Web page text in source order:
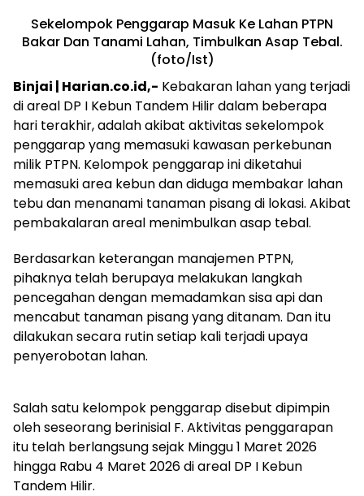
Sekelompok Penggarap Masuk Ke Lahan PTPN
Bakar Dan Tanami Lahan, Timbulkan Asap Tebal.
(foto/Ist)
Binjai | Harian.co.id,- Kebakaran lahan yang terjadi
di areal DP I Kebun Tandem Hilir dalam beberapa
hari terakhir, adalah akibat aktivitas sekelompok
penggarap yang memasuki kawasan perkebunan
milik PTPN. Kelompok penggarap ini diketahui
memasuki area kebun dan diduga membakar lahan
tebu dan menanami tanaman pisang di lokasi. Akibat
pembakalaran areal menimbulkan asap tebal.
Berdasarkan keterangan manajemen PTPN,
pihaknya telah berupaya melakukan langkah
pencegahan dengan memadamkan sisa api dan
mencabut tanaman pisang yang ditanam. Dan itu
dilakukan secara rutin setiap kali terjadi upaya
penyerobotan lahan.
Salah satu kelompok penggarap disebut dipimpin
oleh seseorang berinisial F. Aktivitas penggarapan
itu telah berlangsung sejak Minggu 1 Maret 2026
hingga Rabu 4 Maret 2026 di areal DP I Kebun
Tandem Hilir.